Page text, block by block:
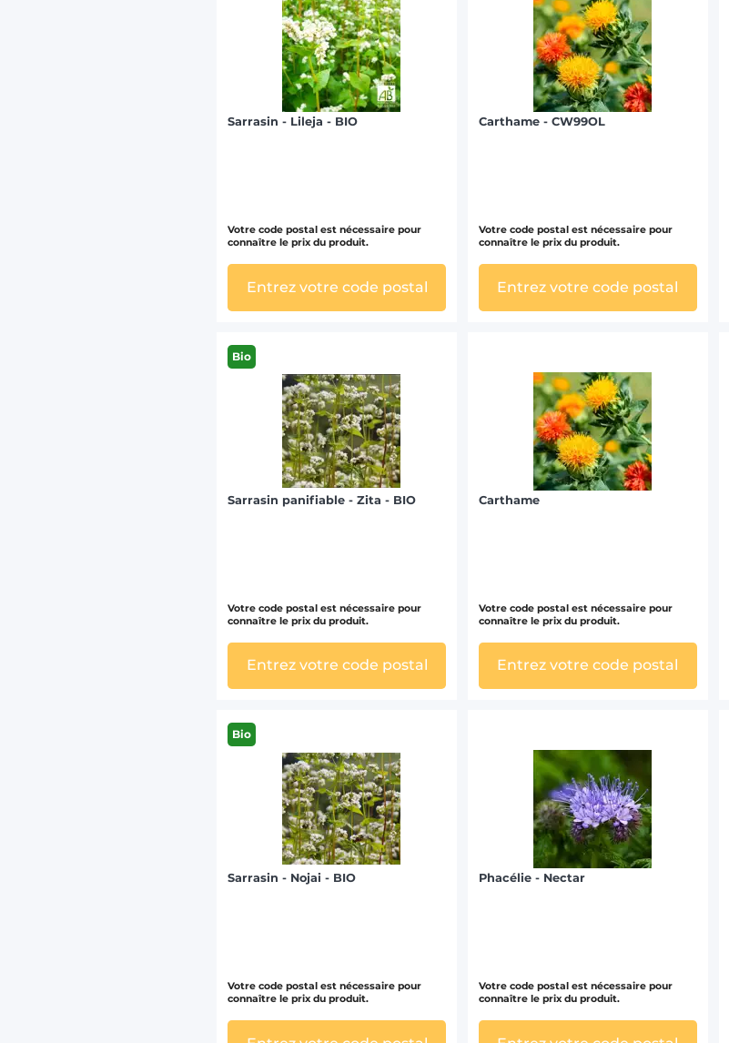
Sarrasin - Lileja - BIO
Votre code postal est nécessaire pour
connaître le prix du produit.
Entrez votre code postal
Carthame - CW99OL
Votre code postal est nécessaire pour
connaître le prix du produit.
Entrez votre code postal
Bio
Sarrasin panifiable - Zita - BIO
Votre code postal est nécessaire pour
connaître le prix du produit.
Entrez votre code postal
Carthame
Votre code postal est nécessaire pour
connaître le prix du produit.
Entrez votre code postal
Bio
Sarrasin - Nojai - BIO
Votre code postal est nécessaire pour
connaître le prix du produit.
Phacélie - Nectar
Votre code postal est nécessaire pour
connaître le prix du produit.